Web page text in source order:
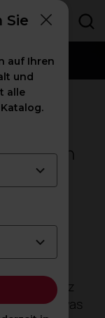
ganz
Etwas
Sie
auf Ihren
und
alle